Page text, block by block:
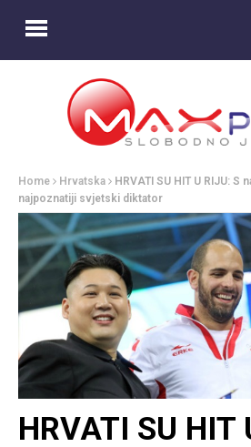
Home Hrvatska
HRVATI SU HIT U RIJU:
najpoznatiji svjetski diktator
HRVATI SU HIT